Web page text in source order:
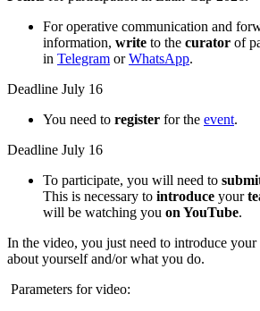
For operative communication and
information, write to the curator of
in Telegram orWhatsApp.
Deadline July 16
You need to register for the event.
Deadline July 16
To participate, you will need to
This is necessary to introduce your
will be watching you on YouTube.
In the video, you just need to introduce
about yourself and/or what you do.
Parameters for video: